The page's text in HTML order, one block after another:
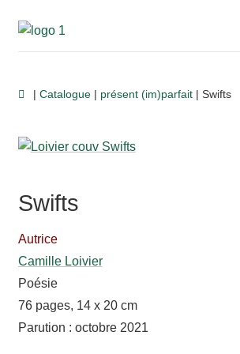
Aller
à
navigation
Aller
au
Catalogue
Livres d’artiste
Librairies
Pour aller plus loin…
|Catalogue | présent (im)parfait | Swifts
Swifts
Autrice
Camille Loivier
Poésie
76 pages, 14 x 20 cm
Parution : octobre 2021